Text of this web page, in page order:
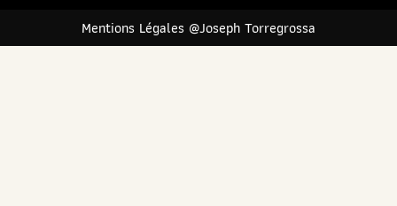
Mentions Légales @Joseph Torregrossa